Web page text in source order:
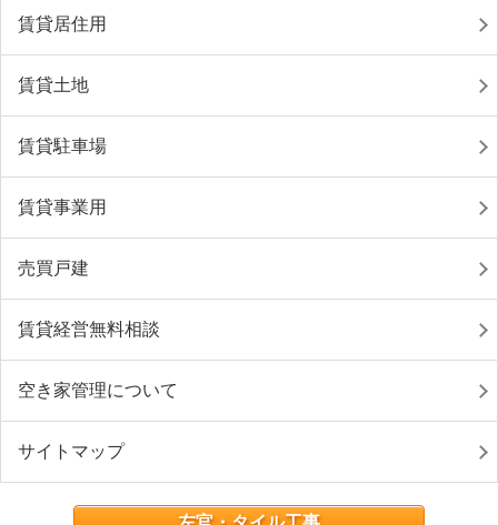
賃貸居住用
賃貸土地
賃貸駐車場
賃貸事業用
売買戸建
賃貸経営無料相談
空き家管理について
サイトマップ